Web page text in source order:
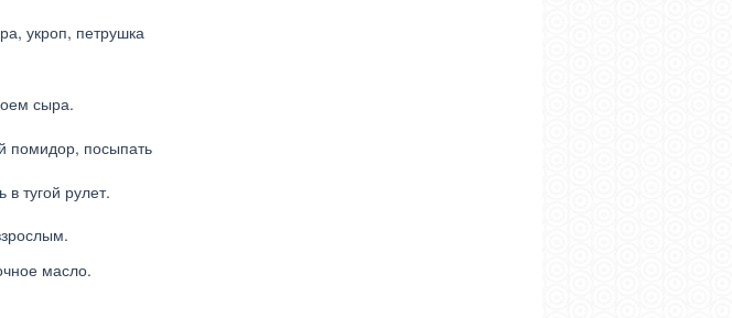
укроп, петрушка
сыра.
помидор, посыпать
тугой рулет.
масло.